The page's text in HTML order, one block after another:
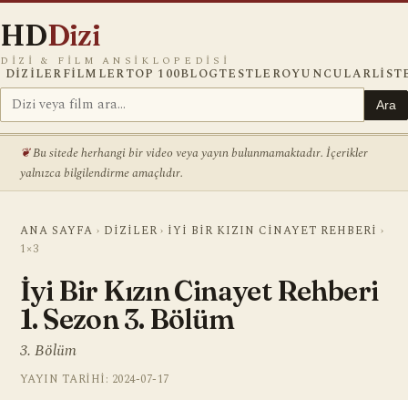
HDDizi
DIZI & FILM ANSIKLOPEDISI
DIZILERFILMLERTOP 100BLOGTESTLEROYUNCULAR
Ara
Bu sitede herhangi bir video veya yayın bulunmamaktadır. İçerikler
yalnızca bilgilendirme amaçlıdır.
ANA SAYFA › DIZILER › İYI BIR KIZIN CINAYET REHBERI ›
1×3
İyi Bir Kızın Cinayet Rehberi
1. Sezon 3. Bölüm
3. Bölüm
YAYIN TARIHI: 2024-07-17